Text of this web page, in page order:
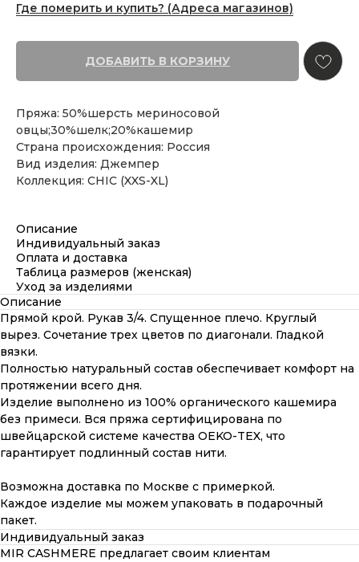
Где померить и купить? (Адреса магазинов)
ДОБАВИТЬ В КОРЗИНУ
Пряжа: 50%шерсть мериносовой
овцы;30%шелк;20%кашемир
Страна происхождения: Россия
Вид изделия: Джемпер
Коллекция: CHIC (XXS-XL)
Описание
Индивидуальный заказ
Оплата и доставка
Таблица размеров (женская)
Уход за изделиями
Описание
Прямой крой. Рукав 3/4. Спущенное плечо. Круглый
вырез. Сочетание трех цветов по диагонали. Гладкой
вязки.
Полностью натуральный состав обеспечивает комфорт на
протяжении всего дня.
Изделие выполнено из 100% органического кашемира
без примеси. Вся пряжа сертифицирована по
швейцарской системе качества OEKO-TEX, что
гарантирует подлинный состав нити.
Возможна доставка по Москве с примеркой.
Каждое изделие мы можем упаковать в подарочный
пакет.
Индивидуальный заказ
MIR CASHMERE предлагает своим клиентам